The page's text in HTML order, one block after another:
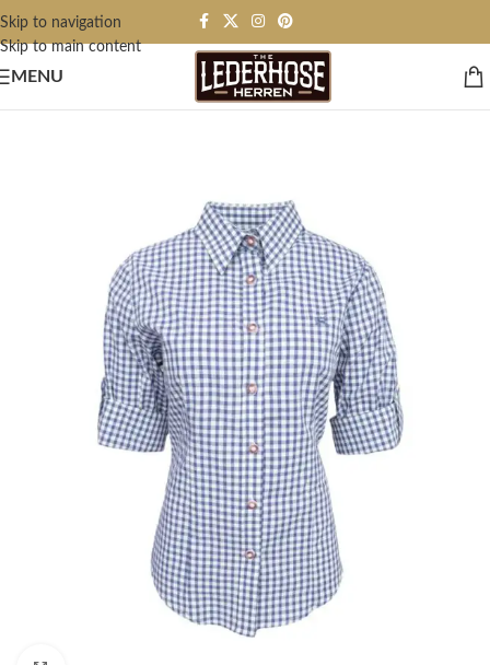
Skip to navigation
Skip to main content
MENU